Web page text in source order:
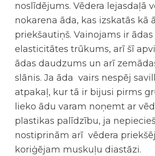
noslīdējums. Vēdera lejasdaļā
nokarena āda, kas izskatās kā
priekšautiņš. Vainojams ir ādas
elasticitātes trūkums, arī šī
ādas daudzums un arī
slānis. Ja āda vairs nespēj
atpakaļ, kur tā ir bijusi pirms
lieko ādu varam noņemt ar
plastikas palīdzību, ja
nostiprinām arī vēdera
koriģējam muskuļu diastāzi.